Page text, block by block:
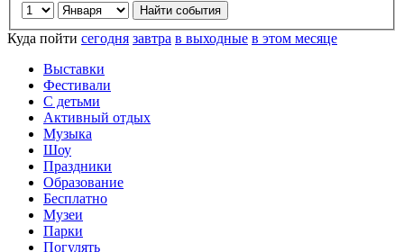
Куда пойти сегодня завтра в выходные в этом месяце
Выставки
Фестивали
С детьми
Активный отдых
Музыка
Шоу
Праздники
Образование
Бесплатно
Музеи
Парки
Погулять